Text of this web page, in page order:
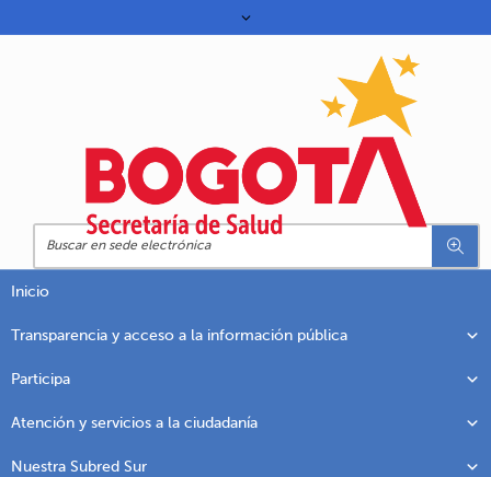
Inicio
Transparencia y acceso a la información pública
Participa
Atención y servicios a la ciudadanía
Nuestra Subred Sur